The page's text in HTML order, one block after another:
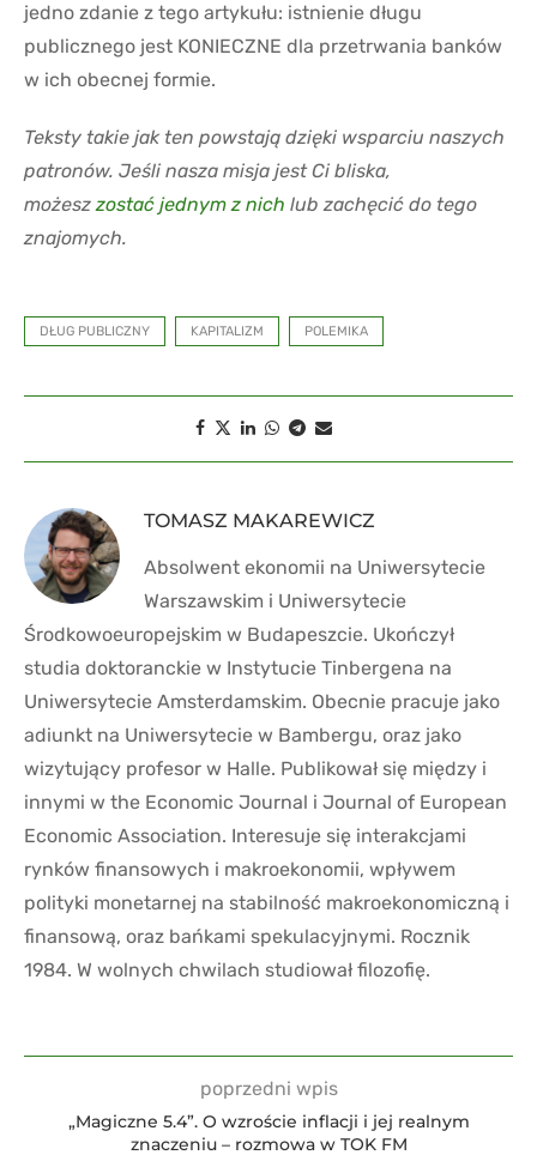
jedno zdanie z tego artykułu: istnienie długu
publicznego jest KONIECZNE dla przetrwania banków
w ich obecnej formie.
Teksty takie jak ten powstają dzięki wsparciu naszych
patronów. Jeśli nasza misja jest Ci bliska,
możeszzostać jednym z nich lub zachęcić do tego
znajomych.
DŁUG PUBLICZNY KAPITALIZM POLEMIKA
TOMASZ MAKAREWICZ
Absolwent ekonomii na Uniwersytecie
Warszawskim i Uniwersytecie
Środkowoeuropejskim w Budapeszcie. Ukończył
studia doktoranckie w Instytucie Tinbergena na
Uniwersytecie Amsterdamskim. Obecnie pracuje jako
adiunkt na Uniwersytecie w Bambergu, oraz jako
wizytujący profesor w Halle. Publikował się między i
innymi w the Economic Journal i Journal of European
Economic Association. Interesuje się interakcjami
rynków finansowych i makroekonomii, wpływem
polityki monetarnej na stabilność makroekonomiczną i
finansową, oraz bańkami spekulacyjnymi. Rocznik
1984. W wolnych chwilach studiował filozofię.
poprzedni wpis
„Magiczne 5.4”. O wzroście inflacji i jej realnym
znaczeniu – rozmowa w TOK FM